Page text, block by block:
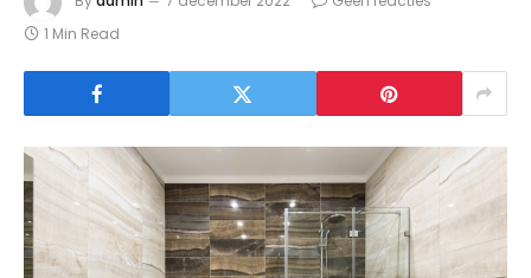
1 Min Read